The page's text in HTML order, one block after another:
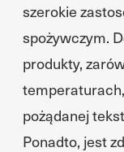
szerokie
spożywczym.
produkty,
pożądanej
Ponadto, jest